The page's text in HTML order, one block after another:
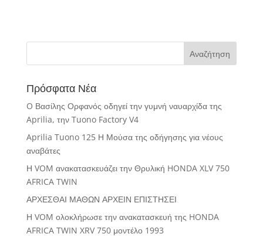
Πρόσφατα Νέα
O Βασίλης Ορφανός οδηγεί την γυμνή ναυαρχίδα της
Aprilia, την Tuono Factory V4
Aprilia Tuono 125 Η Μούσα της οδήγησης για νέους
αναβάτες
Η VOM ανακατασκευάζει την Θρυλική HONDA XLV 750
AFRICA TWIN
ΑΡΧΕΣΘΑΙ ΜΑΘΩΝ ΑΡΧΕΙΝ ΕΠΙΣΤΗΣΕΙ
Η VOM ολοκλήρωσε την ανακατασκευή της HONDA
AFRICA TWIN XRV 750 μοντέλο 1993